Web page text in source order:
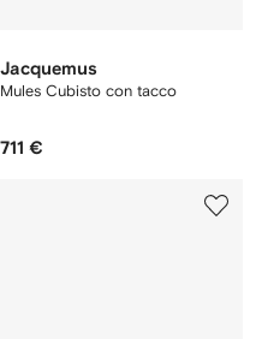
Jacquemus
Mules Cubisto con tacco
711 €